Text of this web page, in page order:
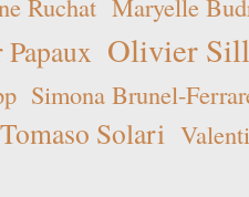
Olivier
Simona Brunel-
Tomaso Solari